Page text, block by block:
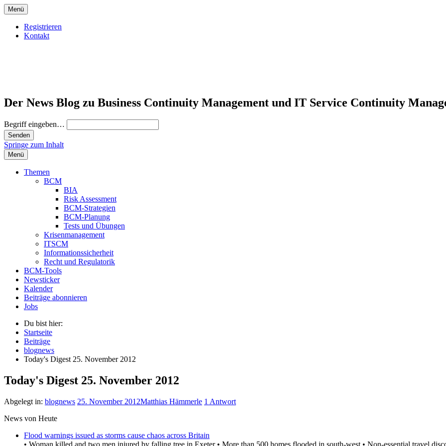
Menü
Registrieren
Kontakt
Der News Blog zu Business Continuity Management und IT Service Continuity
Begriff eingeben…
Springe zum Inhalt
Menü
Themen
BCM
BIA
Risk Assessment
BCM-Strategien
BCM-Planung
Tests und Übungen
Krisenmanagement
ITSCM
Informationssicherheit
Recht und Regulatorik
BCM-Tools
Newsticker
Kalender
Beiträge abonnieren
Jobs
Du bist hier:
Startseite
Beiträge
blognews
Today's Digest 25. November 2012
Today's Digest 25. November 2012
Abgelegt in: blognews 25. November 2012Matthias Hämmerle 1 Antwort
News von Heute
Flood warnings issued as storms cause chaos across Britain
• Woman killed and two men injured by falling tree in Exeter • More than 500 homes flooded in south-west • Non-essential travel